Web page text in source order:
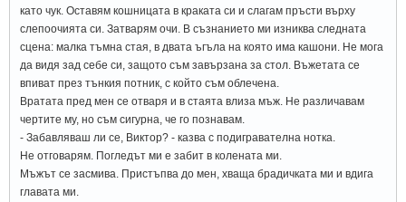
като чук. Оставям кошницата в краката си и слагам пръсти върху
слепоочията си. Затварям очи. В съзнанието ми изниква следната
сцена: малка тъмна стая, в двата ъгъла на която има кашони. Не мога
да видя зад себе си, защото съм завързана за стол. Въжетата се
впиват през тънкия потник, с който съм облечена.
Вратата пред мен се отваря и в стаята влиза мъж. Не различавам
чертите му, но съм сигурна, че го познавам.
- Забавляваш ли се, Виктор? - казва с подигравателна нотка.
Не отговарям. Погледът ми е забит в колената ми.
Мъжът се засмива. Пристъпва до мен, хваща брадичката ми и вдига
главата ми.